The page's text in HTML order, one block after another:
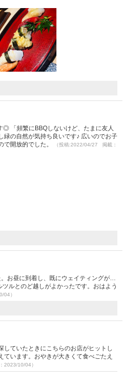
◎ 「頻繁にBBQしないけど、たまに友人
緑の自然が気持ち良いです♪ 広いのでお子
で開放的でした。
（投稿:2022/04/27 掲載：
お昼に到着し、既にウェイティングが…
ルとのど越しがよかったです。おはよう
04）
ていたときにこちらのお店がヒットし
います。おやきが大きくて食べごたえ
2023/10/04）